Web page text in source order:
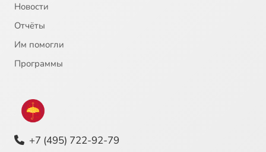
Новости
Отчёты
Им помогли
Программы
+7 (495) 722-92-79